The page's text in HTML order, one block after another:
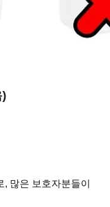
)
많은 보호자분들이